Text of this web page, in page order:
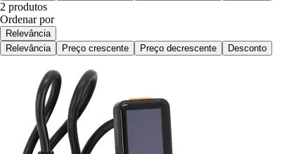
2 produtos
Ordenar por
Relevância
Relevância
Preço crescente Preço decrescente Desconto